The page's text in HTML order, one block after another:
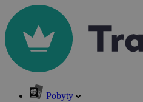
Pobyty